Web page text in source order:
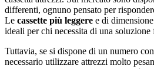
differenti, ognuno pensato per
Le cassette più leggere e di
ideali per chi necessita di una
Tuttavia, se si dispone di un numero
necessario utilizzare attrezzi molto